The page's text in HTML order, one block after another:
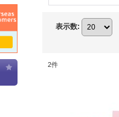
表示数:
2件